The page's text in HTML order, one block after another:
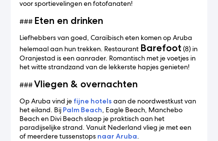
voor sportievelingen en fotofanaten!
### Eten en drinken
Liefhebbers van goed, Caraïbisch eten komen op Aruba
helemaal aan hun trekken. Restaurant Barefoot (8) in
Oranjestad is een aanrader. Romantisch met je voetjes in
het witte strandzand van de lekkerste hapjes genieten!
###Vliegen & overnachten
Op Aruba vind je fijne hotels aan de noordwestkust van
het eiland. Bij Palm Beach, Eagle Beach, Manchebo
Beach en Divi Beach slaap je praktisch aan het
paradijselijke strand. Vanuit Nederland vlieg je met een
of meerdere tussenstops naar Aruba.